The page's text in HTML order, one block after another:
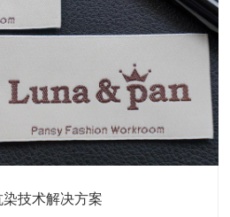
染技术解决方案
缩水技术解决方案
差技术解决方案
织品商标固色剂
革湿摩擦增进剂